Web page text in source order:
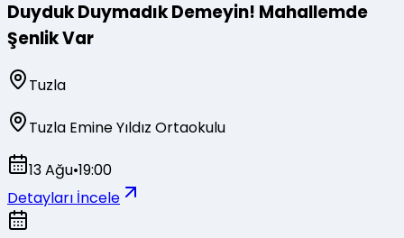
Duyduk Duymadık Demeyin! Mahallemde
Şenlik Var
Tuzla
Tuzla Emine Yıldız Ortaokulu
13 Ağu•19:00
Detayları İncele